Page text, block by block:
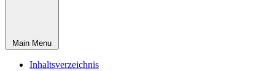
Main Menu
Inhaltsverzeichnis